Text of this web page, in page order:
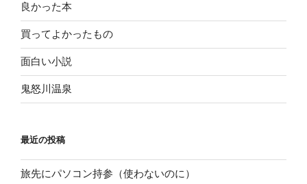
良かった本
買ってよかったもの
面白い小説
鬼怒川温泉
最近の投稿
旅先にパソコン持参（使わないのに）